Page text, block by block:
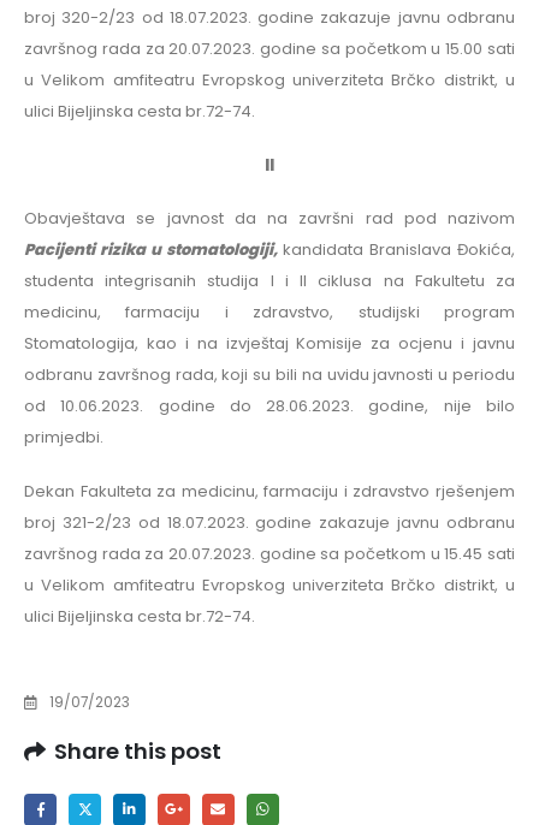
broj 320-2/23 od 18.07.2023. godine zakazuje javnu odbranu
završnog rada za 20.07.2023. godine sa početkom u 15.00 sati
u Velikom amfiteatru Evropskog univerziteta Brčko distrikt, u
ulici Bijeljinska cesta br.72-74.
II
Obavještava se javnost da na završni rad pod nazivom
Pacijenti rizika u stomatologiji, kandidata Branislava Đokića,
studenta integrisanih studija I i II ciklusa na Fakultetu za
medicinu, farmaciju i zdravstvo, studijski program
Stomatologija, kao i na izvještaj Komisije za ocjenu i javnu
odbranu završnog rada, koji su bili na uvidu javnosti u periodu
od 10.06.2023. godine do 28.06.2023. godine, nije bilo
primjedbi.
Dekan Fakulteta za medicinu, farmaciju i zdravstvo rješenjem
broj 321-2/23 od 18.07.2023. godine zakazuje javnu odbranu
završnog rada za 20.07.2023. godine sa početkom u 15.45 sati
u Velikom amfiteatru Evropskog univerziteta Brčko distrikt, u
ulici Bijeljinska cesta br.72-74.
19/07/2023
Share this post